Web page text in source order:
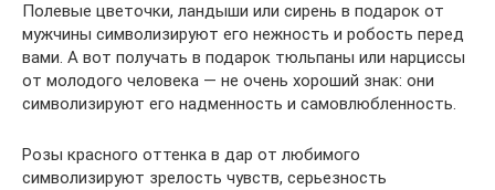
Полевые цветочки, ландыши или сирень в подарок от
мужчины символизируют его нежность и робость перед
вами. А вот получать в подарок тюльпаны или нарциссы
от молодого человека — не очень хороший знак: они
символизируют его надменность и самовлюбленность.
Розы красного оттенка в дар от любимого
символизируют зрелость чувств, серьезность